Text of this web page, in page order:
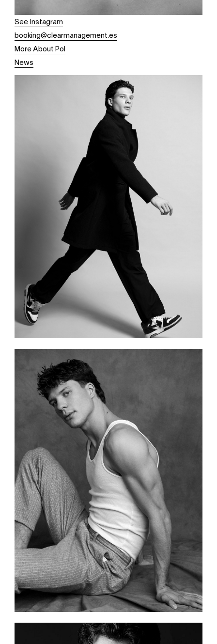
See Instagram
booking@clearmanagement.es
More About Pol
News